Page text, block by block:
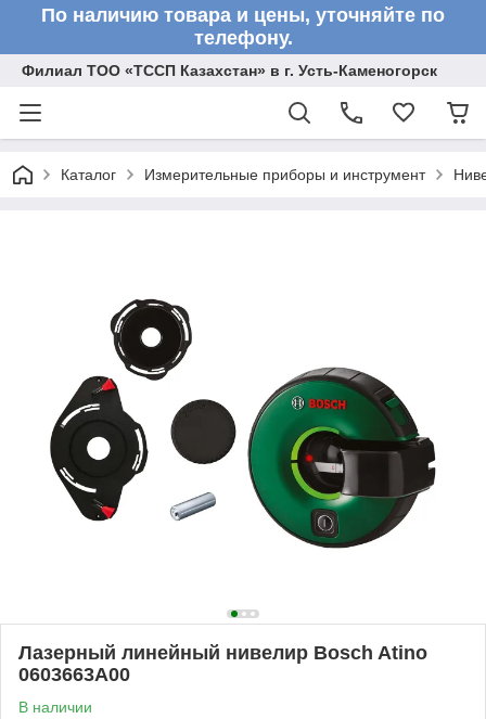
По наличию товара и цены, уточняйте по
телефону.
Филиал ТОО «ТССП Казахстан» в г. Усть-Каменогорск
Каталог Измерительные приборы и инструмент
Лазерный линейный нивелир Bosch Atino
0603663A00
В наличии